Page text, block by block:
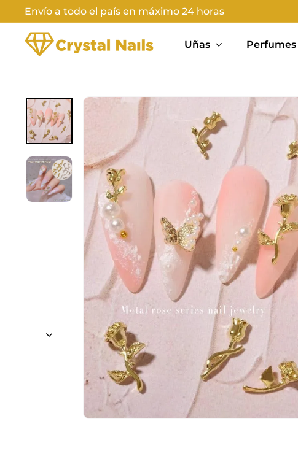
directamente
contenido
Diapositivas
pausa
Envío a todo el país en máximo 24 horas
C
R
T
A
L
N
A
I
Uñas Perfumes